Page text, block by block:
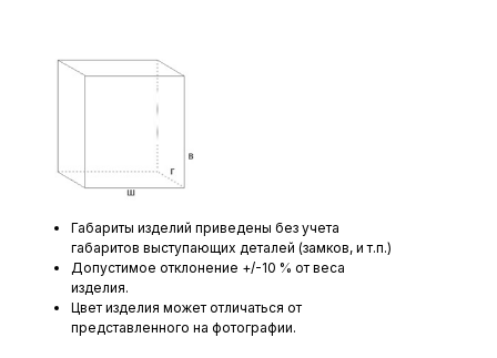
Габариты изделий приведены без учета
габаритов выступающих деталей (замков, и т.п.)
Допустимое отклонение +/-10 % от веса
изделия.
Цвет изделия может отличаться от
представленного на фотографии.